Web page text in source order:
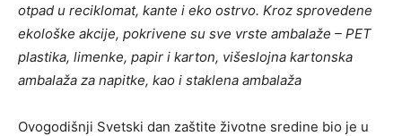
otpad u reciklomat, kante i eko ostrvo. Kroz sprovedene
ekološke akcije, pokrivene su sve vrste ambalaže – PET
plastika, limenke, papir i karton, višeslojna kartonska
ambalaža za napitke, kao i staklena ambalaža
Ovogodišnji Svetski dan zaštite životne sredine bio je u